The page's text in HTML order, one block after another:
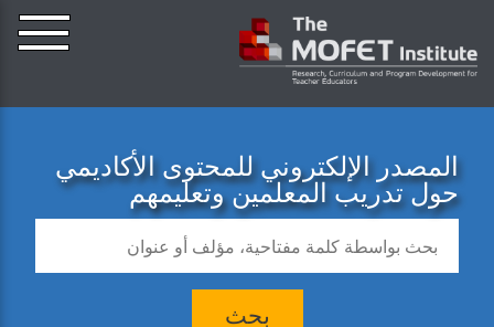
المصدر الإلكتروني للمحتوى الأكاديمي
حول تدريب المعلمين وتعليمهم
بحث